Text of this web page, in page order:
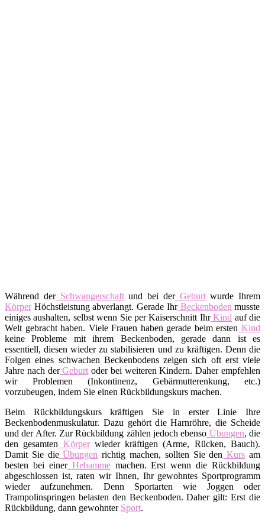
Während derSchwangerschaftund bei derGeburtwurde Ihrem
KörperHöchstleistung abverlangt. Gerade IhrBeckenboden musste
einiges aushalten, selbst wenn Sie per Kaiserschnitt IhrKind auf die
Welt gebracht haben. Viele Frauen haben gerade beim ersten Kind
keine Probleme mit ihrem Beckenboden, gerade dann ist es
essentiell, diesen wieder zu stabilisieren und zu kräftigen. Denn die
Folgen eines schwachen Beckenbodens zeigen sich oft erst viele
Jahre nach derGeburt oder bei weiteren Kindern. Daher empfehlen
wir Problemen (Inkontinenz, Gebärmutterenkung, etc.)
vorzubeugen, indem Sie einen Rückbildungskurs machen.
Beim Rückbildungskurs kräftigen Sie in erster Linie Ihre
Beckenbodenmuskulatur. Dazu gehört die Harnröhre, die Scheide
und der After. Zur Rückbildung zählen jedoch ebenso Übungen, die
den gesamten Körperwieder kräftigen (Arme, Rücken, Bauch).
Damit Sie dieÜbungen richtig machen, sollten Sie den Kurs am
besten bei einerHebammemachen. Erst wenn die Rückbildung
abgeschlossen ist, raten wir Ihnen, Ihr gewohntes Sportprogramm
wieder aufzunehmen. Denn Sportarten wie Joggen oder
Trampolinspringen belasten den Beckenboden. Daher gilt: Erst die
Rückbildung, dann gewohnter Sport.